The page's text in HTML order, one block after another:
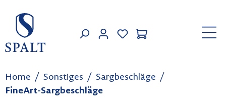
Zum Hauptinhalt springen
MEIN KONTO
Home Sonstiges
Sargbeschläge
FineArt-Sargbeschläge